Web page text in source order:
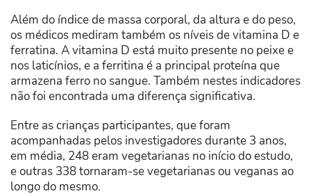
Além do índice de massa corporal, da altura e do peso,
os médicos mediram também os níveis de vitamina D e
ferratina. A vitamina D está muito presente no peixe e
nos laticínios, e a ferritina é a principal proteína que
armazena ferro no sangue. Também nestes indicadores
não foi encontrada uma diferença significativa.
Entre as crianças participantes, que foram
acompanhadas pelos investigadores durante 3 anos,
em média, 248 eram vegetarianas no início do estudo,
e outras 338 tornaram-se vegetarianas ou veganas ao
longo do mesmo.